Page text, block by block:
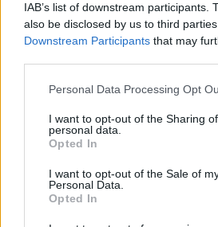
IAB’s list of downstream participants.
also be disclosed by us to third
Downstream Participants that may
Please note that this website/app
not limited to your visit or usage
grant or deny consent to Google and
use your data for below specified
consent section.
Personal Data Processing Opt
I want to opt-out of the Sharing
personal data.
Opted In
I want to opt-out of the Sale of
Personal Data.
Opted In
Calangianus, allarme sul
minori, Albieri: “Episodi